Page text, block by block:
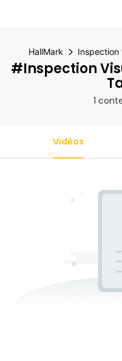
HallMark Inspection
#Inspection
1
Vidéos